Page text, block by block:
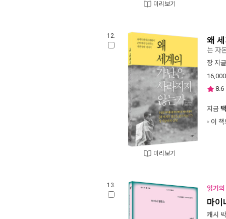
미리보기
12.
미리보기
왜
는 자
장 지
16,000
8.6
지금
이
13. 읽기
마이
캐시